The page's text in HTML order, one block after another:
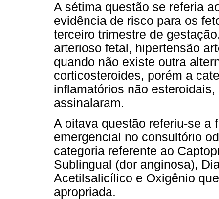
A sétima questão se referia
evidência de risco para os
terceiro trimestre de
arterioso fetal, hipertensão
quando não existe outra
corticosteroides, porém a
inflamatórios não
assinalaram.
A oitava questão referiu-se a
emergencial no consultório
categoria referente ao
Sublingual (dor anginosa),
Acetilsalicílico e Oxigênio
apropriada.